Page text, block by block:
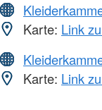
Karte: Link
Karte: Link